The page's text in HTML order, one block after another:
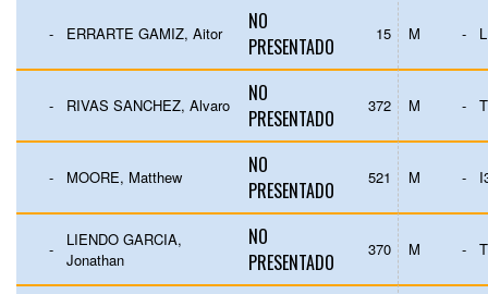
- ERRARTE GAMIZ, Aitor
NO
PRESENTADO
15 M -
- RIVAS SANCHEZ, Alvaro
NO
PRESENTADO
372 M -
- MOORE, Matthew
NO
PRESENTADO
521 M -
-
LIENDO GARCIA,
Jonathan
NO
PRESENTADO
370 M -